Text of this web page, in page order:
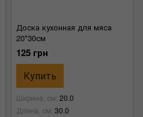
Доска кухонная для мяса
20*30см
125 грн
Купить
Ширина, см 20.0
Длина, см 30.0